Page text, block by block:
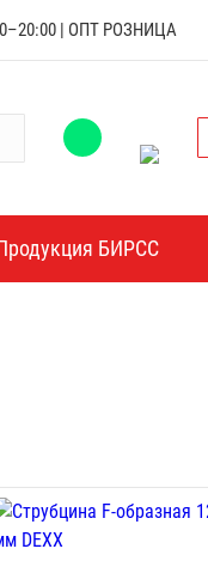
| ОПТ РОЗНИЦА
БИРСС